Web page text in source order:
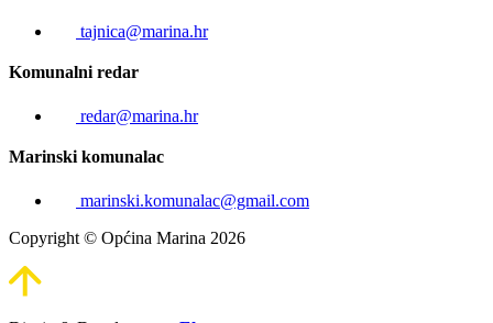
tajnica@marina.hr
Komunalni redar
redar@marina.hr
Marinski komunalac
marinski.komunalac@gmail.com
Copyright © Općina Marina 2026